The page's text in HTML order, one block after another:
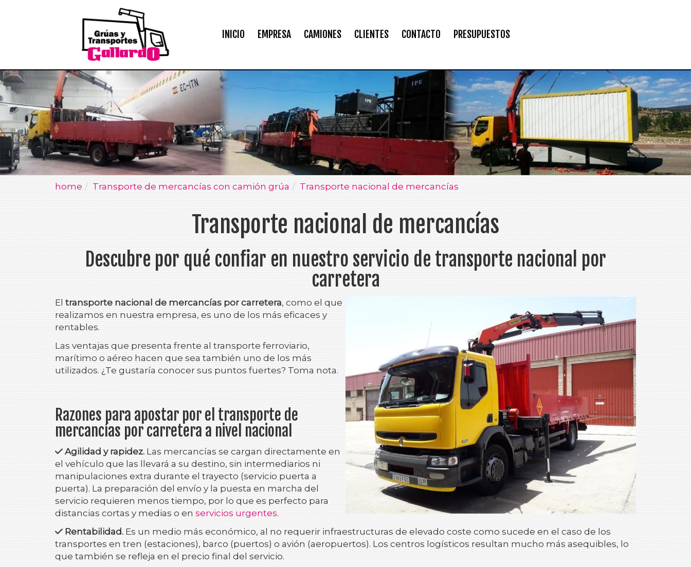
INICIO EMPRESA CAMIONES CLIENTES CONTACTO PRESUPUESTOS
home Transporte de mercancías con camión grúa Transporte nacional de mercancías
Transporte nacional de mercancías
Descubre por qué confiar en nuestro servicio de transporte nacional por
carretera
Eltransporte nacional de mercancías por carretera, como el que
realizamos en nuestra empresa, es uno de los más eficaces y
rentables.
Las ventajas que presenta frente al transporte ferroviario,
marítimo o aéreo hacen que sea también uno de los más
utilizados. ¿Te gustaría conocer sus puntos fuertes? Toma nota.
Razones para apostar por el transporte de
mercancías por carretera a nivel nacional
Agilidad y rapidez. Las mercancías se cargan directamente en
el vehículo que las llevará a su destino, sin intermediarios ni
manipulaciones extra durante el trayecto (servicio puerta a
puerta). La preparación del envío y la puesta en marcha del
servicio requieren menos tiempo, por lo que es perfecto para
distancias cortas y medias o en servicios urgentes.
Rentabilidad.Es un medio más económico, al no requerir infraestructuras de elevado coste como sucede en el caso de los
transportes en tren (estaciones), barco (puertos) o avión (aeropuertos). Los centros logísticos resultan mucho más asequibles, lo
que también se refleja en el precio final del servicio.